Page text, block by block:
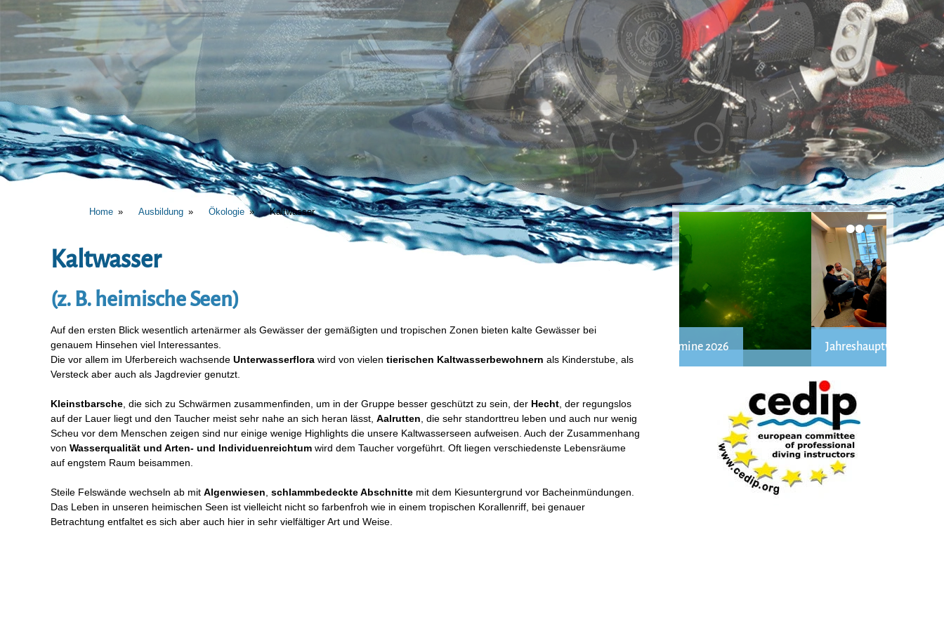
Home Ausbildung Ökologie Kaltwasser
Kaltwasser
(z. B. heimische Seen)
Auf den ersten Blick wesentlich artenärmer als Gewässer der gemäßigten und tropischen Zonen bieten kalte Gewässer bei
genauem Hinsehen viel Interessantes.
Die vor allem im Uferbereich wachsende Unterwasserflora wird von vielen tierischen Kaltwasserbewohnern als Kinderstube, als
Versteck aber auch als Jagdrevier genutzt.
Kleinstbarsche , die sich zu Schwärmen zusammenfinden, um in der Gruppe besser geschützt zu sein, der Hecht , der regungslos
auf der Lauer liegt und den Taucher meist sehr nahe an sich heran lässt, Aalrutten , die sehr standorttreu leben und auch nur wenig
Scheu vor dem Menschen zeigen sind nur einige wenige Highlights die unsere Kaltwasserseen aufweisen. Auch der Zusammenhang
von Wasserqualität und Arten- und Individuenreichtum wird dem Taucher vorgeführt. Oft liegen verschiedenste Lebensräume
auf engstem Raum beisammen.
Steile Felswände wechseln ab mit Algenwiesen schlammbedeckte Abschnitte mit dem Kiesuntergrund vor Bacheinmündungen.
Das Leben in unseren heimischen Seen ist vielleicht nicht so farbenfroh wie in einem tropischen Korallenriff, bei genauer
Betrachtung entfaltet es sich aber auch hier in sehr vielfältiger Art und Weise.
•
•
•
Jahreshauptversammlung